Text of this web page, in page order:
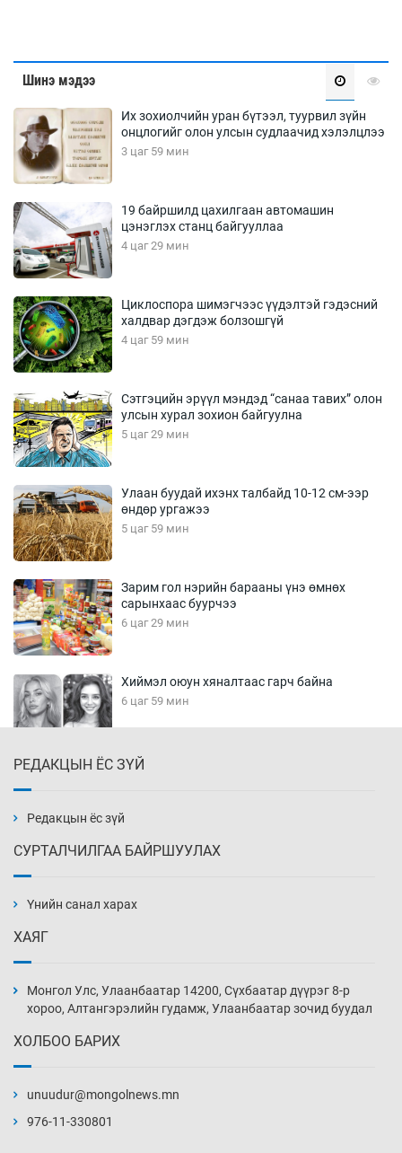
Шинэ мэдээ
Их зохиолчийн уран бүтээл, туурвил зүйн
онцлогийг олон улсын судлаачид хэлэлцлээ
3 цаг 59 мин
19 байршилд цахилгаан автомашин
цэнэглэх станц байгууллаа
4 цаг 29 мин
Циклоспора шимэгчээс үүдэлтэй гэдэсний
халдвар дэгдэж болзошгүй
4 цаг 59 мин
Сэтгэцийн эрүүл мэндэд “санаа тавих” олон
улсын хурал зохион байгуулна
5 цаг 29 мин
Улаан буудай ихэнх талбайд 10-12 см-ээр
өндөр ургажээ
5 цаг 59 мин
Зарим гол нэрийн барааны үнэ өмнөх
сарынхаас буурчээ
6 цаг 29 мин
Хиймэл оюун хяналтаас гарч байна
6 цаг 59 мин
7 цаг 29 мин
нэмэгджээ
7 цаг 59 мин
8 цаг 29 мин
РЕДАКЦЫН ЁС ЗҮЙ
Редакцын ёс зүй
СУРТАЛЧИЛГАА БАЙРШУУЛАХ
Үнийн санал харах
ХАЯГ
Монгол Улс, Улаанбаатар 14200, Сүхбаатар дүүрэг 8-р
хороо, Алтангэрэлийн гудамж, Улаанбаатар зочид буудал
ХОЛБОО БАРИХ
unuudur@mongolnews.mn
976-11-330801